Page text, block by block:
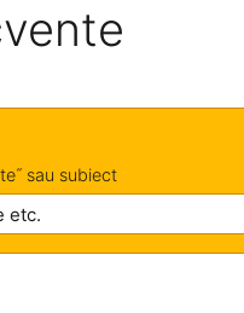
sau subiect